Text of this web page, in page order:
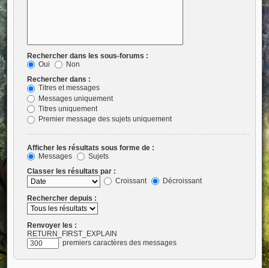
Rechercher dans les sous-forums :
Oui
Non
Rechercher dans :
Titres et messages
Messages uniquement
Titres uniquement
Premier message des sujets uniquement
Afficher les résultats sous forme de :
Messages
Sujets
Classer les résultats par :
Croissant
Décroissant
Rechercher depuis :
Renvoyer les :
RETURN_FIRST_EXPLAIN
premiers caractères des messages